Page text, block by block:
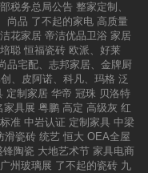
税务总局公告 整家定制、
尚品 了不起的家电 高质量
洁花家居 帝洁优品卫浴 家居
聪 恒福瓷砖 欧派、好莱
品宅配、志邦家居、金牌厨
、皮阿诺、科凡、玛格 泛
定制家居 华帝 冠珠 贝洛特
家具展 粤鹏 高定 高级灰 红
准 中岩认证 定制家具 中梁
滑瓷砖 统艺 恒大 OEA全屋
锋陶瓷 大地艺术节 家具电商
广州玻璃展 了不起的瓷砖 九